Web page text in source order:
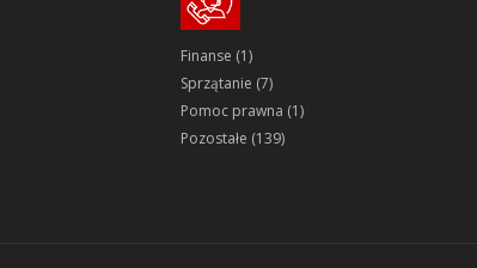
Finanse (1)
Sprzątanie (7)
Pomoc prawna (1)
Pozostałe (139)